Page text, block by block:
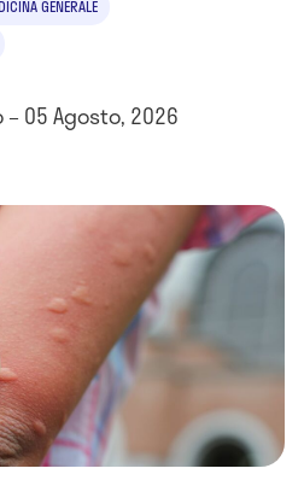
GENERALE
05 Agosto, 2026